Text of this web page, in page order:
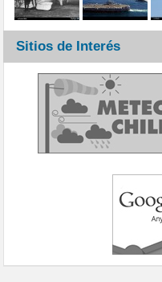
Sitios de Interés